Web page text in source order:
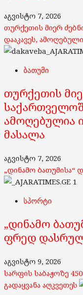
აგვისტო 7, 2026
თურქეთის მიერ
დააკავეს,
ბათუმი
თურქეთის
ამოღებულია
მასალა
აგვისტო 7, 2026
„დინამო ბათუმისა“
1
სპორტი
„დინამო
ფრედ
აგვისტო 9, 2026
სარფის საბაჟოზე
გადაყვანა აღკვეთეს